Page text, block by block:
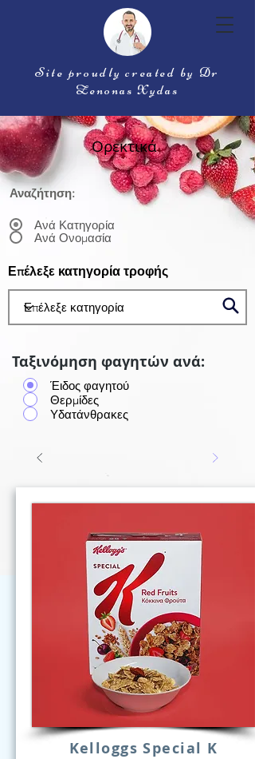
Site proudly created by Dr
Zenonas Xydas
Ορεκτικά
Αναζήτηση:
Ανά Κατηγορία
Ανά Ονομασία
Επέλεξε κατηγορία τροφής
Ταξινόμηση φαγητών ανά:
Έιδος φαγητού
Θερμίδες
Υδατάνθρακες
Kelloggs Special K